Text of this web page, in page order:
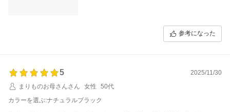
参考になった
5
2025/11/30
まりものお母さんさん
女性
50代
カラーを選ぶ:ナチュラルブラック